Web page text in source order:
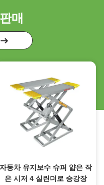
매
자동차 유지보수 슈퍼 얇은 작
은 시저 4 실린더로 승강장